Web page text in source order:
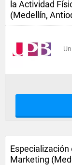
la Actividad
(Medellín,
Especialización
Marketing